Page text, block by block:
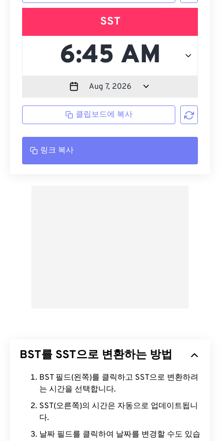
SST
클립보드에 복사
링크 복사
BST를 SST으로 변환하는 방법
BST 필드(왼쪽)를 클릭하고 SST으로 변환하려
는 시간을 선택합니다.
SST(오른쪽)의 시간은 자동으로 업데이트됩니
다.
날짜 필드를 클릭하여 날짜를 변경할 수도 있습